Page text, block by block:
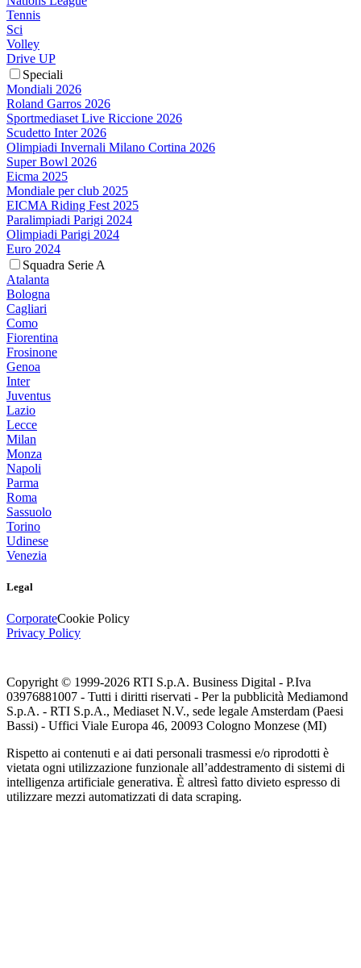
Tennis
Sci
Volley
Drive UP
Speciali
Mondiali 2026
Roland Garros 2026
Sportmediaset Live Riccione 2026
Scudetto Inter 2026
Olimpiadi Invernali Milano Cortina 2026
Super Bowl 2026
Eicma 2025
Mondiale per club 2025
EICMA Riding Fest 2025
Paralimpiadi Parigi 2024
Olimpiadi Parigi 2024
Euro 2024
Squadra Serie A
Atalanta
Bologna
Cagliari
Como
Fiorentina
Frosinone
Genoa
Inter
Juventus
Lazio
Lecce
Milan
Monza
Napoli
Parma
Roma
Sassuolo
Torino
Udinese
Venezia
Legal
CorporateCookie Policy
Privacy Policy
Copyright © 1999-2026 RTI S.p.A. Business Digital - P.Iva
03976881007 - Tutti i diritti riservati - Per la pubblicità Mediamond
S.p.A. - RTI S.p.A., Mediaset N.V., sede legale Amsterdam (Paesi
Bassi) - Uffici Viale Europa 46, 20093 Cologno Monzese (MI)
Rispetto ai contenuti e ai dati personali trasmessi e/o riprodotti è
vietata ogni utilizzazione funzionale all’addestramento di sistemi di
intelligenza artificiale generativa. È altresì fatto divieto espresso di
utilizzare mezzi automatizzati di data scraping.